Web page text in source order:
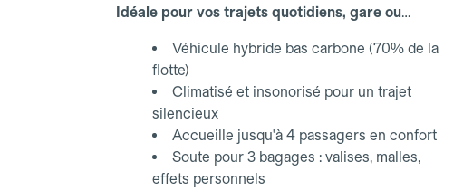
Idéale pour vos trajets quotidiens, gare ou
Véhicule hybride bas carbone (70% de la
flotte)
Climatisé et insonorisé pour un trajet
silencieux
Accueille jusqu'à 4 passagers en confort
Soute pour 3 bagages : valises, malles,
effets personnels